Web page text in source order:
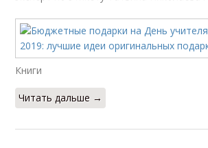
Книги
Читать дальше →